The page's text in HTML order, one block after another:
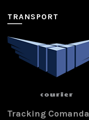
TRANSPORT
Tracking Comanda